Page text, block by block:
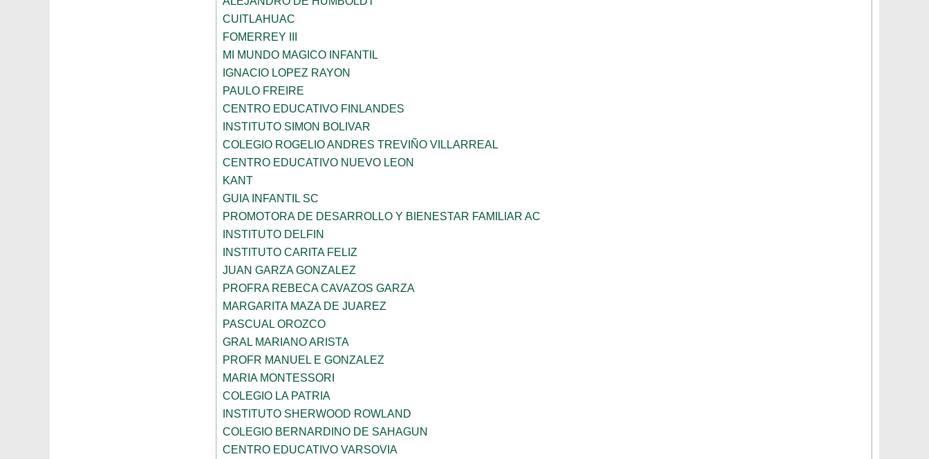
CUITLAHUAC
FOMERREY III
MI MUNDO MAGICO INFANTIL
IGNACIO LOPEZ RAYON
PAULO FREIRE
CENTRO EDUCATIVO FINLANDES
INSTITUTO SIMON BOLIVAR
COLEGIO ROGELIO ANDRES TREVIÑO VILLARREAL
CENTRO EDUCATIVO NUEVO LEON
KANT
GUIA INFANTIL SC
PROMOTORA DE DESARROLLO Y BIENESTAR FAMILIAR AC
INSTITUTO DELFIN
INSTITUTO CARITA FELIZ
JUAN GARZA GONZALEZ
PROFRA REBECA CAVAZOS GARZA
MARGARITA MAZA DE JUAREZ
PASCUAL OROZCO
GRAL MARIANO ARISTA
PROFR MANUEL E GONZALEZ
MARIA MONTESSORI
COLEGIO LA PATRIA
INSTITUTO SHERWOOD ROWLAND
COLEGIO BERNARDINO DE SAHAGUN
CENTRO EDUCATIVO VARSOVIA